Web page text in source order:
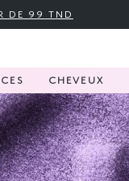
DE 99 TND
CHEVEUX